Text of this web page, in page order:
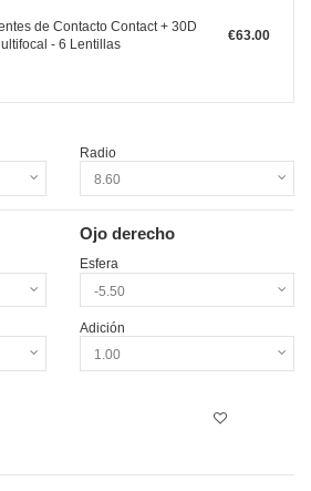
de Contacto Contact + 30D
- 6 Lentillas
€63.00
Radio
Ojo derecho
Esfera
Adición